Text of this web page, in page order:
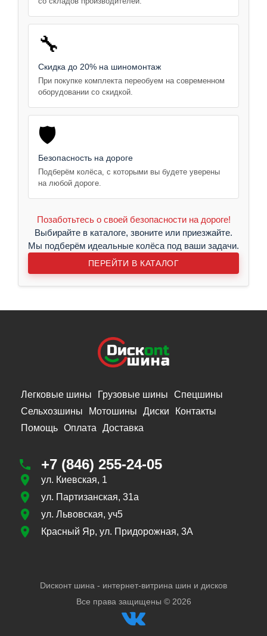
🔧
Скидка до 20% на шиномонтаж
При покупке комплекта переобуем на современном
оборудовании со скидкой.
🛡️
Безопасность на дороге
Подберём колёса, с которыми вы будете уверены
на любой дороге.
Позаботьтесь о своей безопасности на дороге!
Выбирайте в каталоге, звоните или приезжайте.
Мы подберём идеальные колёса под ваши задачи.
ПЕРЕЙТИ В КАТАЛОГ
Легковые шины Грузовые шины
Спецшины
Сельхозшины
Мотошины Диски
Контакты
Помощь Оплата Доставка
+7 (846) 255-24-05
ул. Киевская, 1
ул. Партизанская, 31а
ул. Львовская, уч5
Красный Яр, ул. Придорожная, 3А
Dисконт шина - интернет-витрина шин и дисков
Все права защищены © 2026